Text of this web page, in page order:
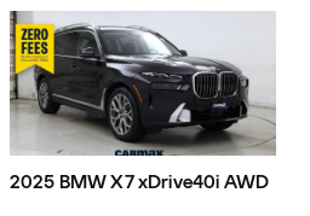
2025 BMW X7 xDrive40i AWD